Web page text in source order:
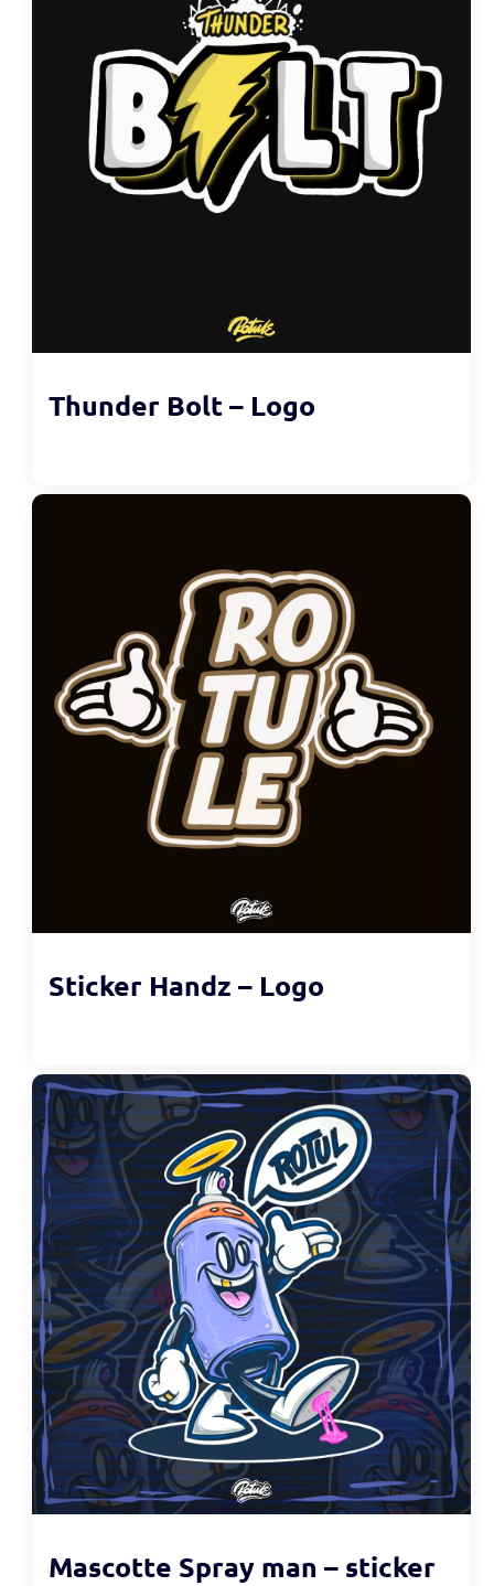
Thunder Bolt – Logo
Sticker Handz – Logo
Mascotte Spray man – sticker